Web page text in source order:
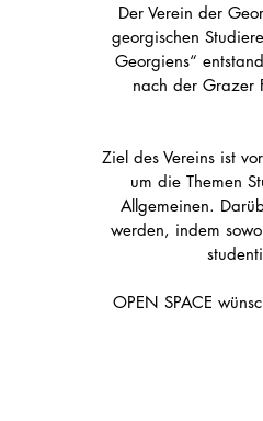
Der Verein der
georgischen
Georgiens“
nach der Grazer
Ziel des Vereins ist
um die Themen
Allgemeinen.
werden, indem
OPEN SPACE